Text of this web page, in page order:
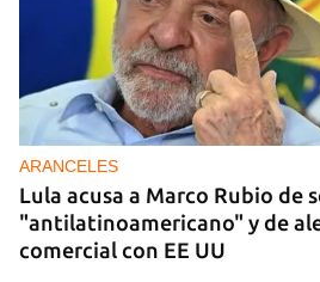
ARANCELES
Lula acusa a Marco Rubio de
"antilatinoamericano" y de
comercial con EE UU